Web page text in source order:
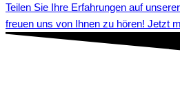
Teilen Sie Ihre Erfahrungen auf
freuen uns von Ihnen zu hören! Jetzt